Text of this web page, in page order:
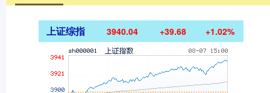
上证综指 3940.04 +39.68 +1.02%